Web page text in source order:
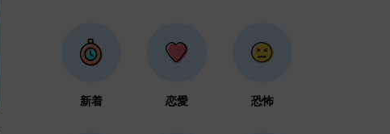
新着 恋愛 恐怖